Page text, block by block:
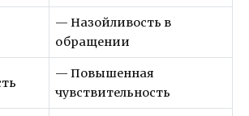
— Назойливость в
обращении
— Повышенная
чувствительность